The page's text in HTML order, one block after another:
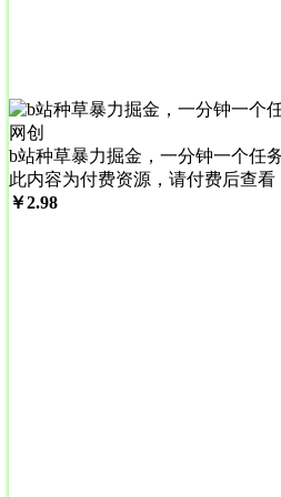
b站种草暴力掘金，一分钟一个任
此内容为付费资源，请付费后查看
￥2.98